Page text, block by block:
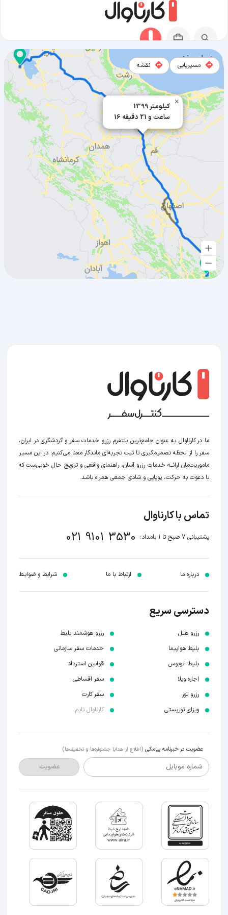
1399 کیلومتر
16 ساعت و 21 دقیقه
×
مسیریابی نقشه
مسیر سعادت شهر به ارومیه
ما در کارناوال به عنوان جامع‌ترین پلتفرم رزرو خدمات سفر و گردشگری در ایران،
سفر را از لحظه‌ تصمیم‌گیری تا ثبت تجربه‌ای ماندگار معنا می‌کنیم؛ در این مسیر‍
ماموریت‌مان اراﺋــﻪ خدمات رزرو آسان، راهنمای واقعی و ترویج حال خوبی‌ست که
با دعوت به حرکت، پویایی و شادی جمعی همراه باشد.
تماس با کارناوال
پشتیبانی 7 صبح تا 1 بامداد: 021 9101 3530
درباره ما ارتباط با ما شرایط و ضوابـط
دسترسی سریع
رزرو هتل
بلیط هواپیما
بلیط اتوبوس
اجاره ویلا
رزرو تور
ویزای توریستی
رزرو هوشمند بلیط
خدمات سفر سازمانی
قوانین استرداد
سفر اقساطی
سفر کارت
کارناوال تایم
عضویت در خبرنامه پیامکی (اطلاع از هدایا جشنواره‌ها و تخفیف‌ها)
شماره موبایل عضویت